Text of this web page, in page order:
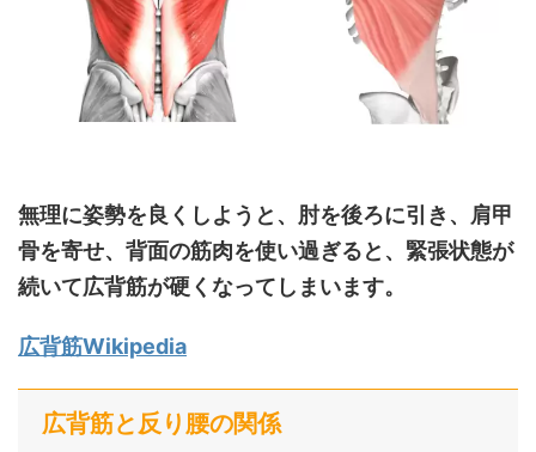
無理に姿勢を良くしようと、肘を後ろに引き、肩甲
骨を寄せ、背面の筋肉を使い過ぎると、緊張状態が
続いて広背筋が硬くなってしまいます。
広背筋Wikipedia
広背筋と反り腰の関係